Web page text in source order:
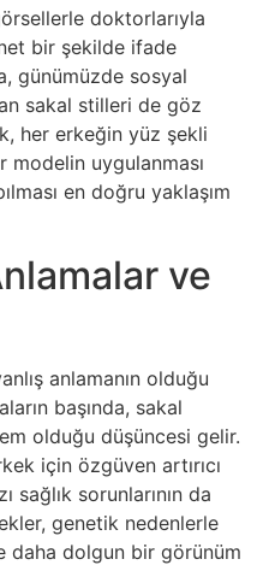
doktorlarıyla
bir şekilde ifade
günümüzde sosyal
sakal stilleri de göz
her erkeğin yüz şekli
uygulanması
en doğru yaklaşım
ve
anlamanın olduğu
başında, sakal
olduğu düşüncesi gelir.
için özgüven artırıcı
sağlık sorunlarının da
genetik nedenlerle
daha dolgun bir görünüm